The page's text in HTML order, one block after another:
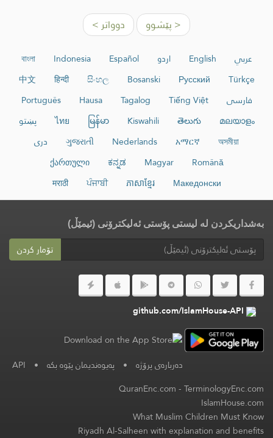
< پێشوو دوواتر >
عربي English اردو Español
Indonesia
বাংলা
Türkçe
Русский
Bosanski
සිංහල
हिन्दी
中文
فارسی
Tiếng Việt
Tagalog
Hausa
Português
മലയാളം
తెలుగు
Kiswahili
မြန်မာ
ไทย
پښتو
অসমীয়া
አማርኛ
Nederlands
ગુજરાતી
دری
Română
Magyar
ಕನ್ನಡ
ქართული
Македонски
ភាសាខ្មែរ
ਪੰਜਾਬੀ
मराठी
بەشداریکردن لە لیستی پۆستی ئەلیکترۆنی (ئیمێڵ)
تۆمار کردن
github.com/IslamHouse-API
دەربارەی پرۆژە • په‌یوه‌ندیمان پێوه‌ بكه‌ •
API
QuranEnc.com-TerminologyEnc.com
IslamHouse.com
What Muslim Children Must Know
Riyadh Al-Salheen with explanation and benefits